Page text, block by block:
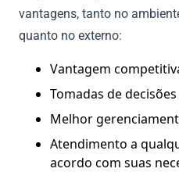
vantagens, tanto no
quanto no externo:
Vantagem
Tomadas de
Melhor
Atendimento a
acordo com suas